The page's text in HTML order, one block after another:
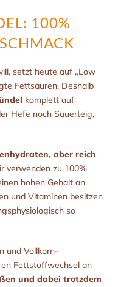
100%
setzt heute auf „Low
Fettsäuren. Deshalb
komplett auf
Hefe noch Sauerteig,
aber reich
verwenden zu 100%
hohen Gehalt an
und Vitaminen besitzen
so
und Vollkorn-
Fettstoffwechsel an
und dabei trotzdem